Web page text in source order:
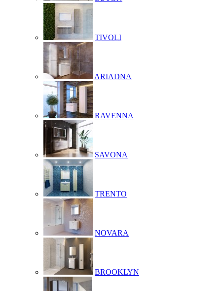
TIVOLI
ARIADNA
RAVENNA
SAVONA
TRENTO
NOVARA
BROOKLYN